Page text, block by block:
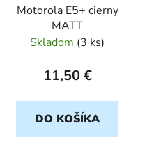
Motorola E5+ cierny
MATT
Skladom (3 ks)
11,50 €
DO KOŠÍKA